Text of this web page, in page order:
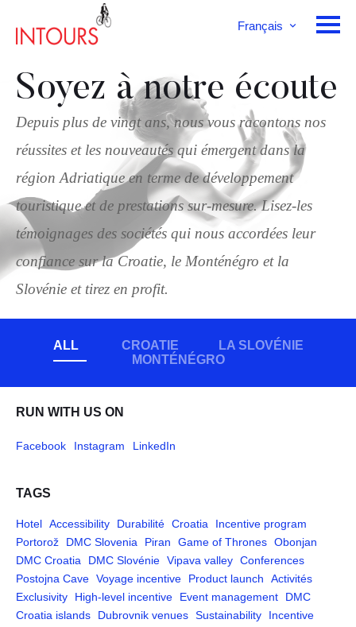
Français
Soyez à notre écoute
Depuis plus de vingt ans, nous vous racontons nos
réussites et les nouveautés qui émergent dans la
région Adriatique en terme de développement
touristique et de prestations sur-mesure. Lisez-les
témoignages des sociétés qui nous accordées leur
confiance sur la Croatie, le Monténégro et la
Slovénie et tirez en profit.
ALL CROATIE
LA SLOVÉNIE
MONTÉNÉGRO
RUN WITH US ON
Facebook Instagram LinkedIn
TAGS
Hotel Accessibility Durabilité Croatia
Incentive program
Portorož
DMC Slovenia Piran Game of Thrones Obonjan
DMC Croatia
DMC Slovénie Vipava valley Conferences
Postojna Cave Voyage incentive Product launch
Activités
Exclusivity
High-level incentive Event management
DMC
Croatia islands
Dubrovnik venues Sustainability
Incentive